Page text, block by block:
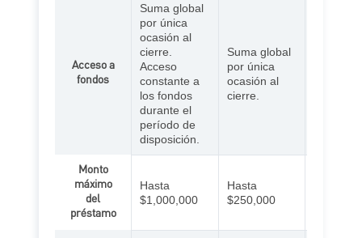
Acceso a
fondos
Suma global
por única
ocasión al
cierre.
Acceso
constante a
los fondos
durante el
período de
disposición.
Suma global
por única
ocasión al
cierre.
Monto
máximo
del
préstamo
Hasta
$1,000,000
Hasta
$250,000